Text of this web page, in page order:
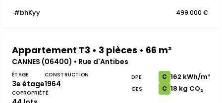
#bhKyy 499 000 €
Appartement T3 • 3 pièces • 66 m²
CANNES (06400) • Rue d'Antibes
ÉTAGE
3e étage
CONSTRUCTION
1964
COPROPRIÉTÉ
DPE C 162 kWh/m²
GES C 18 kg CO₂